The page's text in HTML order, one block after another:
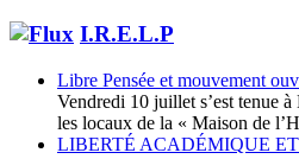
I.R.E.L.P
Libre Pensée et mouvement
Vendredi 10 juillet s’est tenue
les locaux de la « Maison de
LIBERTÉ ACADÉMIQUE